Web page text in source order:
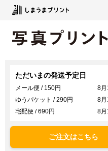
ただいまの発送予定日
メール便 / 150円
8
ゆうパケット / 290円
8
宅配便 / 690円
8
ご注文はこちら